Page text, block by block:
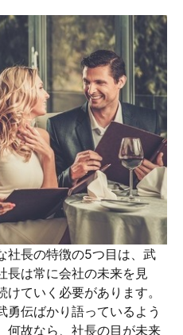
社長の特徴の5つ目は、武
長は常に会社の未来を見
ていく必要があります。
勇伝ばかり語っているよう
何故なら、社長の目が未来